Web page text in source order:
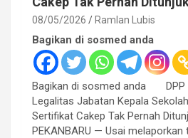
08/05/2026 Ramlan Lubis
Bagikan di sosmed anda
Bagikan di sosmed anda DPP
Legalitas Jabatan Kepala
Sertifikat Cakep Tak Pernah
PEKANBARU — Usai melaporkan